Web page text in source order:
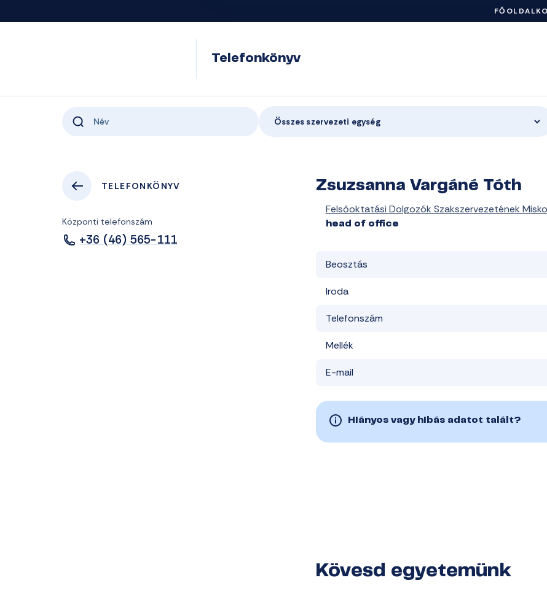
FŐOLDAL
Telefonkönyv
Összes szervezeti egység
TELEFONKÖNYV
Központi telefonszám
+36 (46) 565-111
Zsuzsanna Vargáné Tóth
Felsőoktatási Dolgozók Szakszervezetének
head of office
Beosztás
Iroda
Telefonszám
Mellék
E-mail
Hiányos vagy hibás adatot talált?
Kövesd egyetemünk